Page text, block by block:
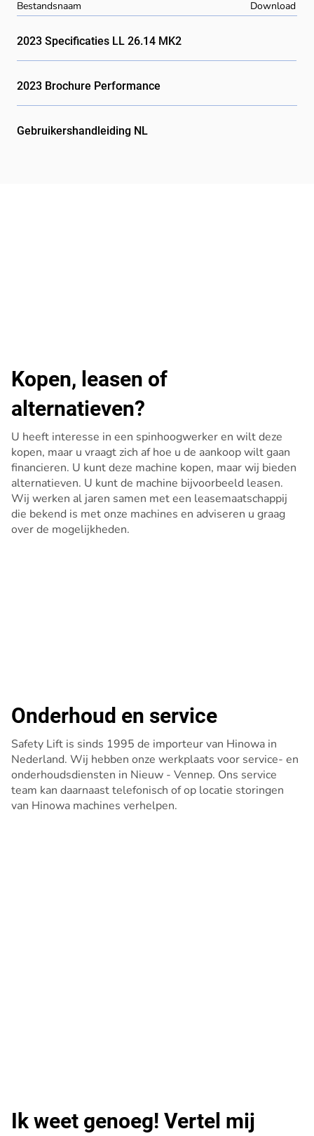
Ik weet genoeg! Vertel mij
Bestandsnaam Download
2023 Specificaties LL 26.14 MK2
2023 Brochure Performance
Gebruikershandleiding NL
Onderhoud en service
Safety Lift is sinds 1995 de importeur van Hinowa in
Nederland. Wij hebben onze werkplaats voor service- en
onderhoudsdiensten in Nieuw - Vennep. Ons service
team kan daarnaast telefonisch of op locatie storingen
van Hinowa machines verhelpen.
Kopen, leasen of
alternatieven?
U heeft interesse in een spinhoogwerker en wilt deze
kopen, maar u vraagt zich af hoe u de aankoop wilt gaan
financieren. U kunt deze machine kopen, maar wij bieden
alternatieven. U kunt de machine bijvoorbeeld leasen.
Wij werken al jaren samen met een leasemaatschappij
die bekend is met onze machines en adviseren u graag
over de mogelijkheden.